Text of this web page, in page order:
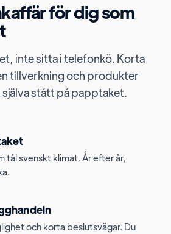
för dig som
inte sitta i telefonkö. Korta
tillverkning och produkter
stått på papptaket.
tål svenskt klimat. År efter år,
och korta beslutsvägar. Du